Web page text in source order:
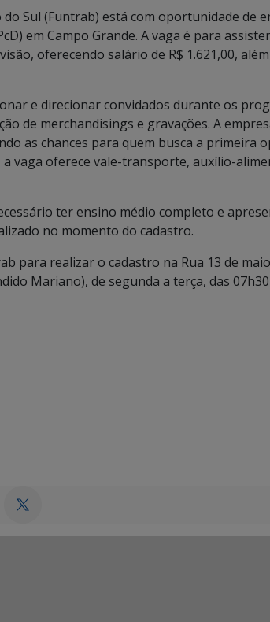
Sul (Funtrab) está com oportunidade de
em Campo Grande. A vaga é para
oferecendo salário de R$ 1.621,00,
e direcionar convidados durante os
de merchandisings e gravações. A
as chances para quem busca a primeira
vaga oferece vale-transporte, auxílio-
ter ensino médio completo e
no momento do cadastro.
para realizar o cadastro na Rua 13 de
Mariano), de segunda a terça, das